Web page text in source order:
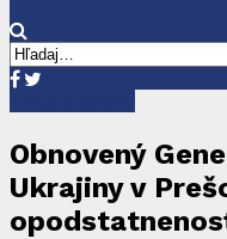
Obnovený
Ukrajiny v